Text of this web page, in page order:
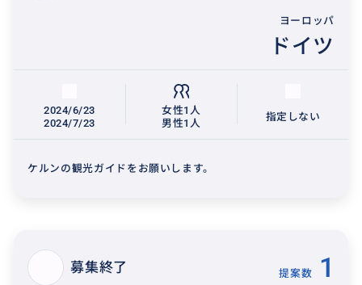
ヨーロッパ
ドイツ
2024/6/23
2024/7/23
女性1人
男性1人
指定しない
ケルンの観光ガイドをお願いします。
募集終了 提案数 1